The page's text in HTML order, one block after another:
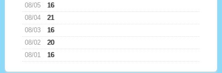
08/05
16
08/04
21
08/03
16
08/02
20
08/01
16